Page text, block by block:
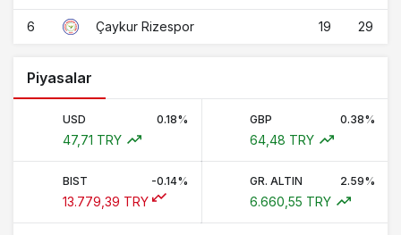
6 Çaykur Rizespor 19 29
Piyasalar
USD 0.18%
47,71 TRY
GBP 0.38%
64,48 TRY
BIST -0.14%
13.779,39 TRY
GR. ALTIN 2.59%
6.660,55 TRY